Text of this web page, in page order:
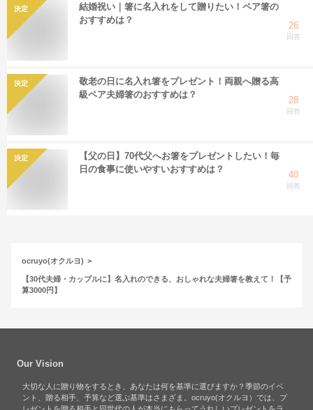
決定
結婚祝い｜箸に名入れをして贈りたい！ペア箸の
おすすめは？
26
回答
決定
敬老の日に名入れ箸をプレゼント！両親へ贈る高
級ペア夫婦箸のおすすめは？
28
回答
決定
【父の日】70代父へお箸をプレゼントしたい！毎
日の食事に使いやすいおすすめは？
40
回答
ocruyo(オクルヨ)
【30代夫婦・カップルに】名入れのできる、おしゃれな夫婦箸を教えて！【予
算3000円】
Our Vision
大切な人に贈り物をするとき、あなたは何を基準に選びますか？季節のイベ
ント、贈る相手、予算など選ぶ基準はさまざま。ocruyo(オクルヨ）では、プ